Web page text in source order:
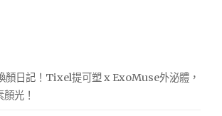
顏日記！Tixel提可塑 x ExoMuse外泌體，
光！